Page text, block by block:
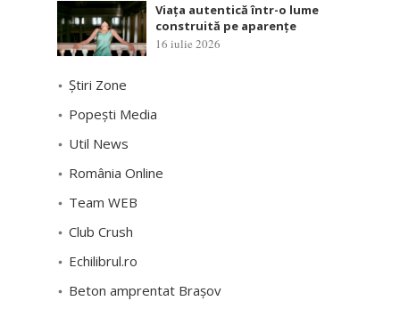
Viața autentică într-o lume
construită pe aparențe
16 iulie 2026
Știri Zone
Popești Media
Util News
România Online
Team WEB
Club Crush
Echilibrul.ro
Beton amprentat Brașov